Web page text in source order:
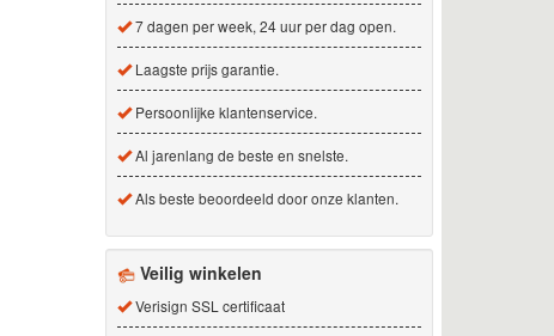
7 dagen per week, 24 uur per dag open.
Laagste prijs garantie.
Persoonlijke klantenservice.
Al jarenlang de beste en snelste.
Als beste beoordeeld door onze klanten.
Veilig winkelen
Verisign SSL certificaat